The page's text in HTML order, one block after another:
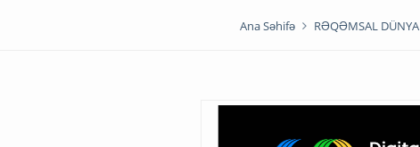
Ana Səhifə RƏQƏMSAL DÜNYA